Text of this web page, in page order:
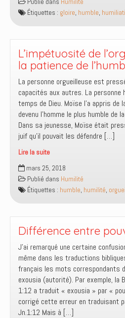
découvert
que
maison
a
été
entourée
de
cendre
pour
t’humilier,
quelle
action
concrète
pour
annuler
cet
Publié dans Humilité
Étiquettes : gloire, humble,
L’impétuosité de
la patience de
La personne orgueilleuse est
capacités aux autres. La
temps de Dieu. Moïse l’a appris de
devenu l’homme le plus humble de
Dans sa jeunesse, Moïse était
juif qu’il pouvait les défendre […]
Lire la suite
L’impétuosité
de
l’orgueilleux
versus
patience
de
mars 25, 2018
Publié dans Humilité
Étiquettes : humble, humilité,
Différence entre
J’ai remarqué une certaine
même dans les traductions
français les mots correspondants
exousia (autorité). Par exemple, la
1:12 a traduit « exousia » par «
corrigé cette erreur en traduisant
Jn.1:12 Mais à […]